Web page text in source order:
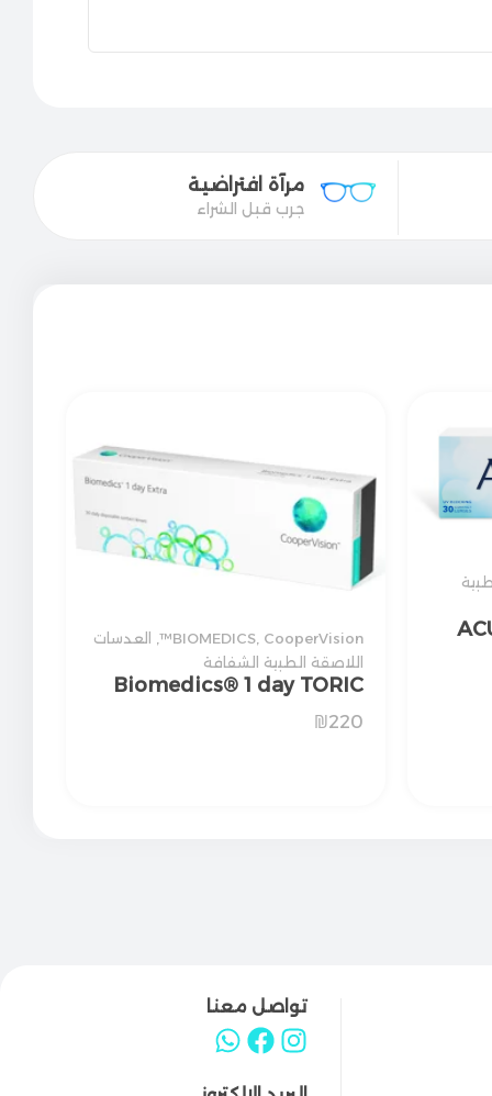
مرآة افتراضية
جرب قبل الشراء
BIOMEDICS CooperVision™
العدسات
اللاصقة الطبية الشفافة
Biomedics® 1 day TORIC
₪220
تواصل معنا